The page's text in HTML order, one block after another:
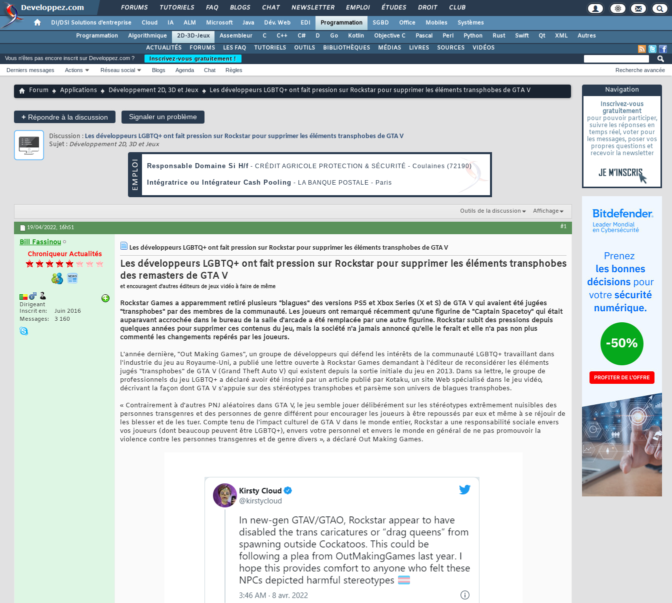
FORUMS TUTORIELS FAQ BLOGS CHAT NEWSLETTER EMPLOI ÉTUDES DROIT CLUB
DI/DSI Solutions d'entreprise Cloud IA ALM Microsoft Java Dév. Web EDI Programmation SGBD Office Mobiles
Systèmes
Programmation
Algorithmique 2D-3D-Jeux Assembleur C C++ C# D Go Kotlin Objective C Pascal Perl Python Rust Swift Qt XML
Autres
ACTUALITÉS
FORUMS LES FAQ TUTORIELS OUTILS BIBLIOTHÈQUES MÉDIAS LIVRES SOURCES VIDÉOS
Navigation
Inscrivez-vous
gratuitement
pour pouvoir participer,
suivre les réponses en
temps réel, voter pour
les messages, poser vos
propres questions et
recevoir la newsletter
Vous n'êtes pas encore inscrit sur Developpez.com ?
Inscrivez-vous gratuitement !
Derniers messages
Actions Réseau social Blogs Agenda Chat Règles Recherche avancée
Forum Applications Développement 2D, 3D et Jeux Les développeurs LGBTQ+ ont fait pression sur Rockstar pour supprimer les éléments transphobes de GTA V
+ Répondre à la discussion Signaler un problème
Discussion : Les développeurs LGBTQ+ ont fait pression sur Rockstar pour supprimer les éléments transphobes de GTA V
Sujet : Développement 2D, 3D et Jeux
Outils de la discussion Affichage
19/04/2022, 16h51 #1
Bill Fassinou
Chroniqueur Actualités
Dirigeant
Inscrit en
Juin 2016
Messages
3 160
Les développeurs LGBTQ+ ont fait pression sur Rockstar pour supprimer les éléments transphobes de GTA V
Les développeurs LGBTQ+ ont fait pression sur Rockstar pour supprimer les éléments transphobes
des remasters de GTA V
et encouragent d'autres éditeurs de jeux vidéo à faire de même
Rockstar Games a apparemment retiré plusieurs "blagues" des versions PS5 et Xbox Series (X et S) de GTA V qui avaient été jugées
"transphobes" par des membres de la communauté. Les joueurs ont remarqué récemment qu'une figurine de "Captain Spacetoy" qui était
auparavant accrochée dans le bureau de la salle d'arcade a été remplacée par une autre figurine. Rockstar subit des pressions depuis
quelques années pour supprimer ces contenus du jeu, mais la société n'a jamais annoncé qu'elle le ferait et elle n'a pas non plus
commenté les changements repérés par les joueurs.
L'année dernière, "Out Making Games", un groupe de développeurs qui défend les intérêts de la communauté LGBTQ+ travaillant dans
l'industrie du jeu au Royaume-Uni, a publié une lettre ouverte à Rockstar Games demandant à l'éditeur de reconsidérer les éléments
jugés "transphobes" de GTA V (Grand Theft Auto V) qui existent depuis la sortie initiale du jeu en 2013. Dans sa lettre, le groupe de
professionnels du jeu LGBTQ+ a déclaré avoir été inspiré par un article publié par Kotaku, un site Web spécialisé dans le jeu vidéo,
décrivant la façon dont GTA V s'appuie sur des stéréotypes transphobes et parsème son univers de blagues transphobes.
« Contrairement à d'autres PNJ aléatoires dans GTA V, le jeu semble jouer délibérément sur les stéréotypes extrêmement nuisibles des
personnes transgenres et des personnes de genre différent pour encourager les joueurs à être repoussés par eux et même à se réjouir de
les blesser et de les tuer. Compte tenu de l'impact culturel de GTA V dans le monde entier, Rockstar a une responsabilité sociale envers
vos joueurs (dont beaucoup peuvent être LGBTQ+), envers votre personnel et envers le monde en général de ne pas promouvoir la
violence contre les personnes transgenres et de genre divers », a déclaré Out Making Games.